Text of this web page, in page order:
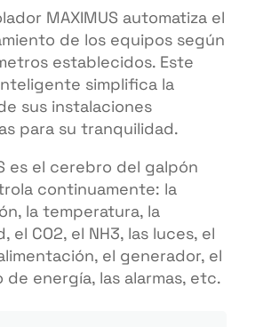
MAXIMUS automatiza el
de los equipos según
establecidos. Este
simplifica la
sus instalaciones
para su tranquilidad.
es el cerebro del galpón
continuamente: la
la temperatura, la
el CO2, el NH3, las luces, el
el generador, el
de energía, las alarmas, etc.